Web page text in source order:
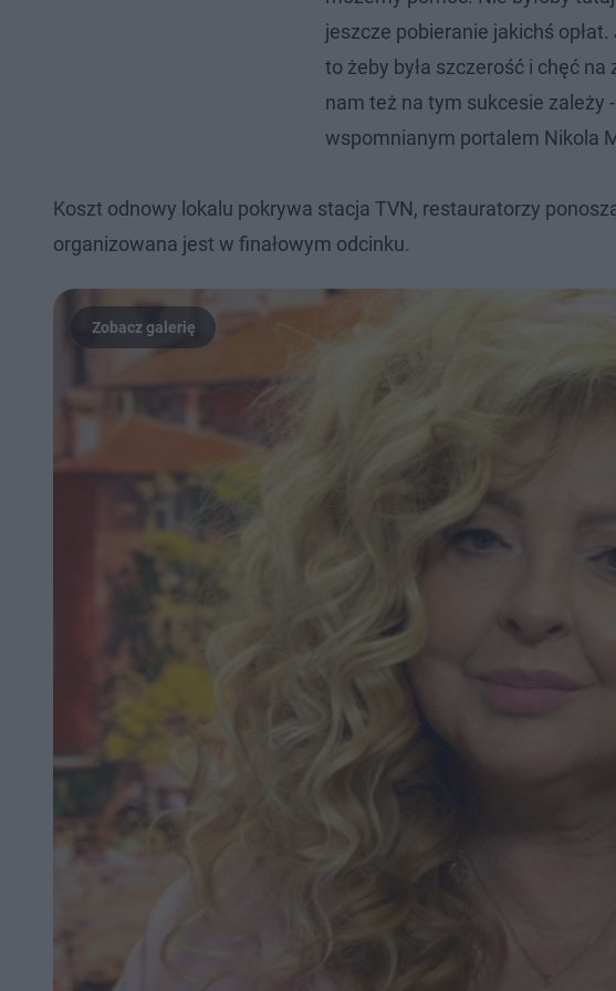
jeszcze pobieranie jakichś
to żeby była szczerość i chęć
nam też na tym sukcesie zależy
wspomnianym portalem Nikola
Koszt odnowy lokalu pokrywa stacja TVN, restauratorzy
organizowana jest w finałowym odcinku.